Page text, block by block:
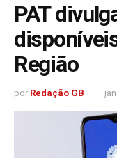
PAT
Região
por Redação GB